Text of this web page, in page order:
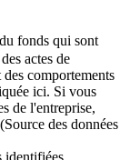
fonds qui sont
actes de
comportements
ici. Si vous
de l'entreprise,
des données
identifiées